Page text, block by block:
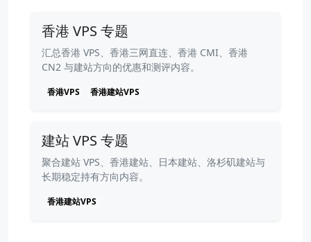
香港 VPS 专题
汇总香港 VPS、香港三网直连、香港 CMI、香港
CN2 与建站方向的优惠和测评内容。
香港VPS 香港建站VPS
建站 VPS 专题
聚合建站 VPS、香港建站、日本建站、洛杉矶建站与
长期稳定持有方向内容。
香港建站VPS